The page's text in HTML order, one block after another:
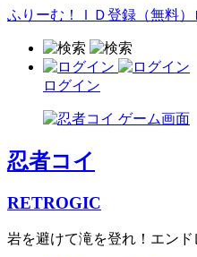
ふりーむ！ＩＤ登録（無料）
ログイン
忍者コイ
RETROGIC
岩を避けて滝を登れ！エンド